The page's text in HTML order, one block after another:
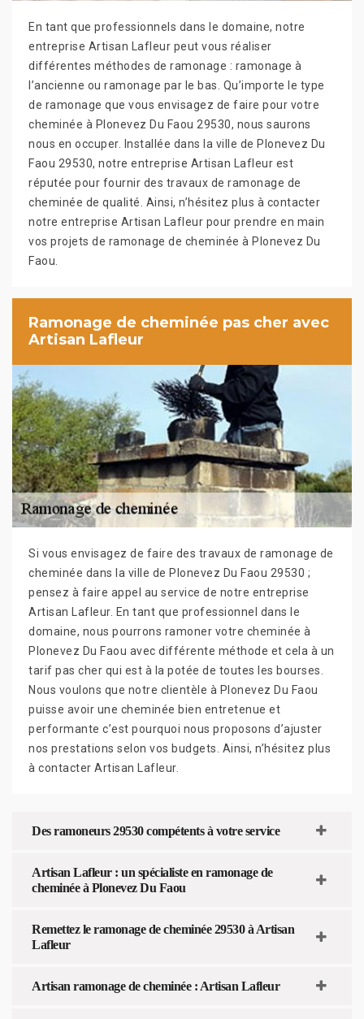
En tant que professionnels dans le domaine, notre
entreprise Artisan Lafleur peut vous réaliser
différentes méthodes de ramonage : ramonage à
l’ancienne ou ramonage par le bas. Qu’importe le type
de ramonage que vous envisagez de faire pour votre
cheminée à Plonevez Du Faou 29530, nous saurons
nous en occuper. Installée dans la ville de Plonevez Du
Faou 29530, notre entreprise Artisan Lafleur est
réputée pour fournir des travaux de ramonage de
cheminée de qualité. Ainsi, n’hésitez plus à contacter
notre entreprise Artisan Lafleur pour prendre en main
vos projets de ramonage de cheminée à Plonevez Du
Faou.
Ramonage de cheminée pas cher avec
Artisan Lafleur
Si vous envisagez de faire des travaux de ramonage de
cheminée dans la ville de Plonevez Du Faou 29530 ;
pensez à faire appel au service de notre entreprise
Artisan Lafleur. En tant que professionnel dans le
domaine, nous pourrons ramoner votre cheminée à
Plonevez Du Faou avec différente méthode et cela à un
tarif pas cher qui est à la potée de toutes les bourses.
Nous voulons que notre clientèle à Plonevez Du Faou
puisse avoir une cheminée bien entretenue et
performante c’est pourquoi nous proposons d’ajuster
nos prestations selon vos budgets. Ainsi, n’hésitez plus
à contacter Artisan Lafleur.
Des ramoneurs 29530 compétents à votre service
Artisan Lafleur : un spécialiste en ramonage de
cheminée à Plonevez Du Faou
Remettez le ramonage de cheminée 29530 à Artisan
Lafleur
Artisan ramonage de cheminée : Artisan Lafleur